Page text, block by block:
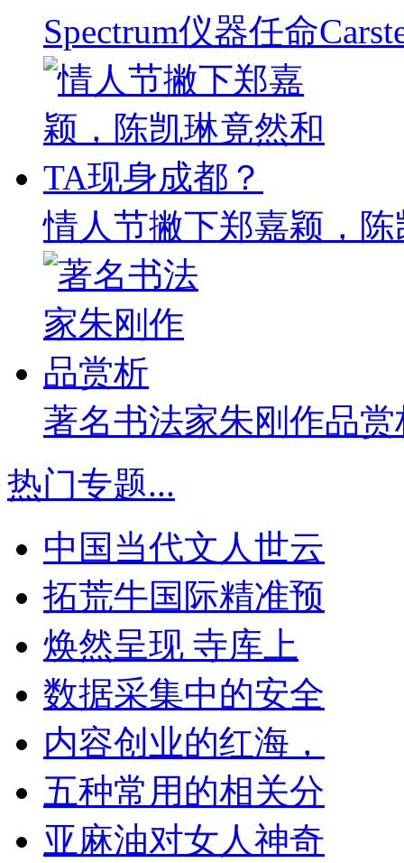
Spectrum仪器任命
情人节撇下郑嘉颖，
著名书法家朱刚作品赏
热门专题...
中国当代文人世云
拓荒牛国际精准预
焕然呈现 寺库上
数据采集中的安全
内容创业的红海，
五种常用的相关分
亚麻油对女人神奇